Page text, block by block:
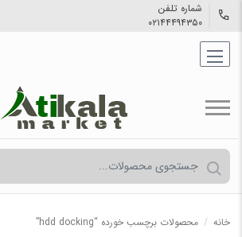
شماره تلفن
۰۲۱۴۴۴۹۴۳۵۰
خانه / محصولات برچسب خورده “hdd docking”